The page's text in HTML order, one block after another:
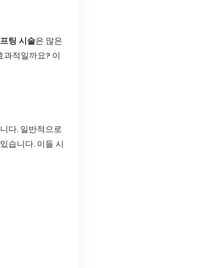
팅 시술은 많은
과적일까요? 이
다. 일반적으로
습니다. 이들 시